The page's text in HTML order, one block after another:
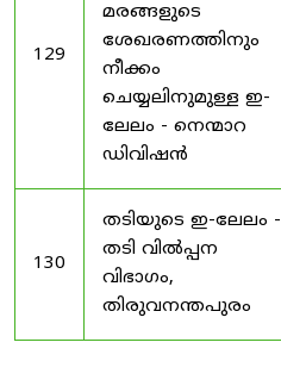
129
മരങ്ങളുടെ
ശേഖരണത്തിനും
നീക്കം
ചെയ്യലിനുമുള്ള ഇ-
ലേലം - നെന്മാറ
ഡിവിഷൻ
130
തടിയുടെ ഇ-ലേലം -
തടി വിൽപ്പന
വിഭാഗം,
തിരുവനന്തപുരം